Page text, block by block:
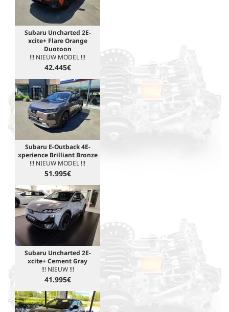
Subaru Uncharted 2E-
xcite+ Flare Orange
Duotoon
!!! NIEUW MODEL !!!
42.445€
Subaru E-Outback 4E-
xperience Brilliant Bronze
!!! NIEUW MODEL !!!
51.995€
Subaru Uncharted 2E-
xcite+ Cement Gray
!!! NIEUW !!!
41.995€